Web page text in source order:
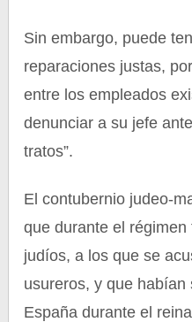
Sin embargo, puede
reparaciones justas,
entre los empleados
denunciar a su jefe
tratos”.
El contubernio judeo-
que durante el
judíos, a los que se
usureros, y que habían
España durante el